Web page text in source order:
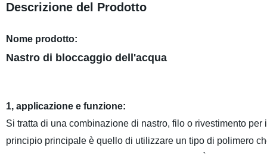
Descrizione del Prodotto
Nome prodotto:
Nastro di bloccaggio dell'acqua
1, applicazione e funzione:
Si tratta di una combinazione di nastro, filo o rivestimento
principio principale è quello di utilizzare un tipo di polimero